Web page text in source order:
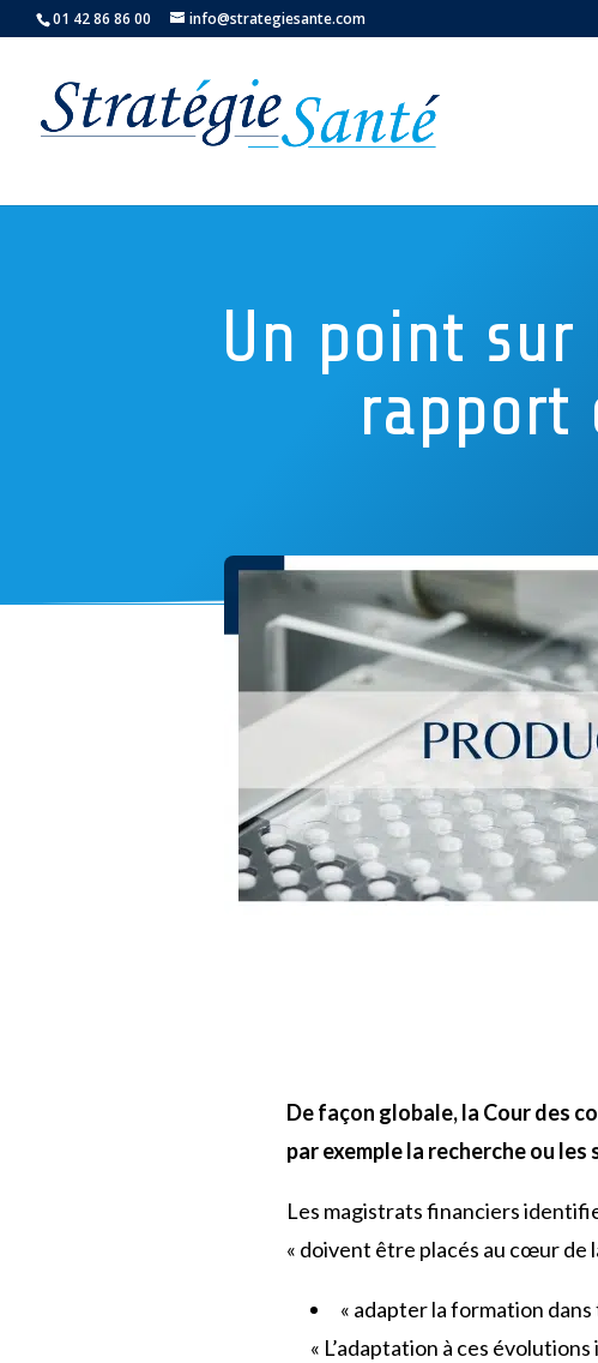
01 42 86 86 00 info@strategiesante.com
Un point sur
rapport
De façon globale, la Cour des
par exemple la recherche ou
Les magistrats financiers
« doivent être placés au cœur de
« adapter la formation
« L’adaptation à ces